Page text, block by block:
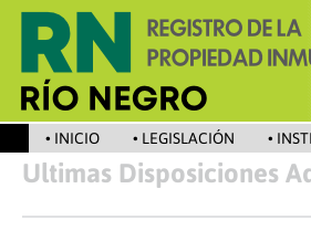
• INICIO • LEGISLACIÓN •
Ultimas Disposiciones